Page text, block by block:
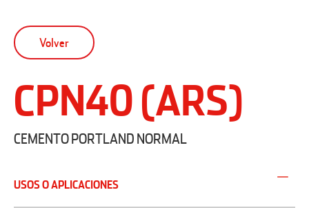
Volver
CPN40 (ARS)
CEMENTO PORTLAND NORMAL
USOS O APLICACIONES